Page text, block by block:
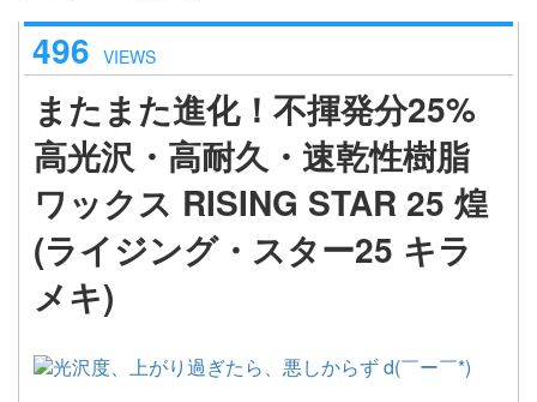
496 VIEWS
またまた進化！不揮発分25%
高光沢・高耐久・速乾性樹脂
ワックス RISING STAR 25 煌
(ライジング・スター25 キラ
メキ)